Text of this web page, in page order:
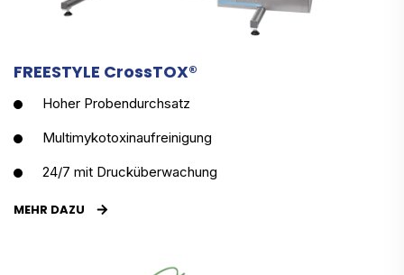
FREESTYLE CrossTOX®
Hoher Probendurchsatz
Multimykotoxinaufreinigung
24/7 mit Drucküberwachung
MEHR DAZU